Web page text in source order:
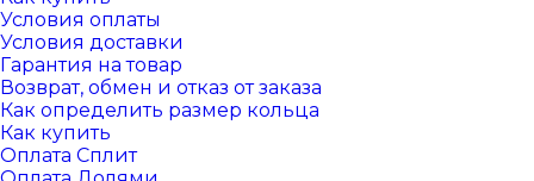
Условия оплаты
Условия доставки
Гарантия на товар
Возврат, обмен и отказ от заказа
Как определить размер кольца
Как купить
Оплата Сплит